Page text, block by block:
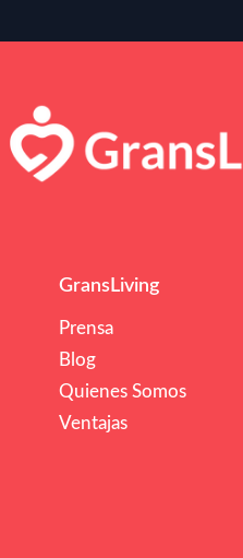
GransLiving
Prensa
Blog
Quienes Somos
Ventajas